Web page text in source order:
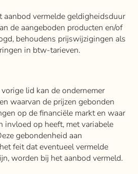
aanbod vermelde geldigheidsduur
de aangeboden producten en/of
behoudens prijswijzigingen als
in btw-tarieven.
lid kan de ondernemer
waarvan de prijzen gebonden
op de financiële markt en waar
invloed op heeft, met variabele
gebondenheid aan
feit dat eventueel vermelde
worden bij het aanbod vermeld.